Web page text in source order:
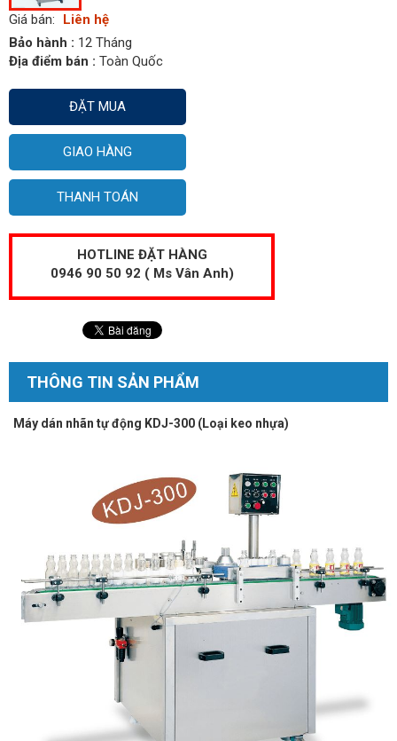
Giá bán:
Liên hệ
Bảo hành : 12 Tháng
Địa điểm bán : Toàn Quốc
ĐẶT MUA
GIAO HÀNG
THANH TOÁN
HOTLINE ĐẶT HÀNG
0946 90 50 92 ( Ms Vân Anh)
THÔNG TIN SẢN PHẨM
Máy dán nhãn tự động KDJ-300 (Loại keo nhựa)